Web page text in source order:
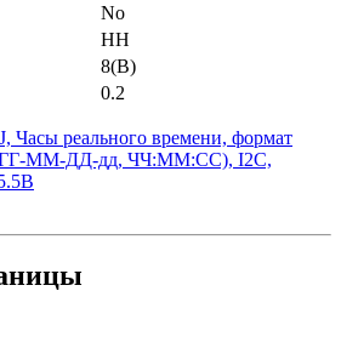
No
HH
8(B)
0.2
Часы реального времени, формат
(ГГ-ММ-ДД-дд, ЧЧ:ММ:СС), I2C,